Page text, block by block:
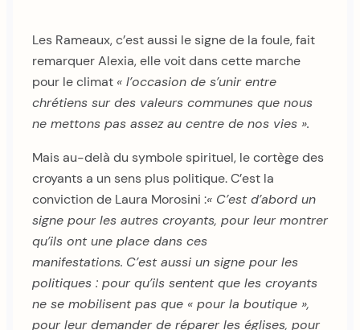
Les Rameaux, c’est aussi le signe de la foule, fait
remarquer Alexia, elle voit dans cette marche
pour le climat « l’occasion de s’unir entre
chrétiens sur des valeurs communes que nous
ne mettons pas assez au centre de nos vies ».
Mais au-delà du symbole spirituel, le cortège des
croyants a un sens plus politique. C’est la
conviction de Laura Morosini :« C’est d’abord un
signe pour les autres croyants, pour leur montrer
qu’ils ont une place dans ces
manifestations. C’est aussi un signe pour les
politiques : pour qu’ils sentent que les croyants
ne se mobilisent pas que « pour la boutique »,
pour leur demander de réparer les églises, pour